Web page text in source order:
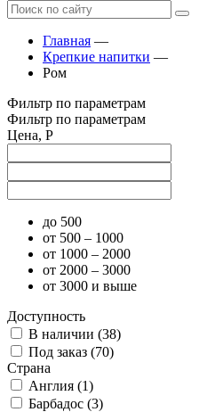
Главная —
Крепкие напитки —
Ром
Фильтр по параметрам
Фильтр по параметрам
Цена, Р
до 500
от 500 – 1000
от 1000 – 2000
от 2000 – 3000
от 3000 и выше
Доступность
В наличии (38)
Под заказ (70)
Страна
Англия (1)
Барбадос (3)